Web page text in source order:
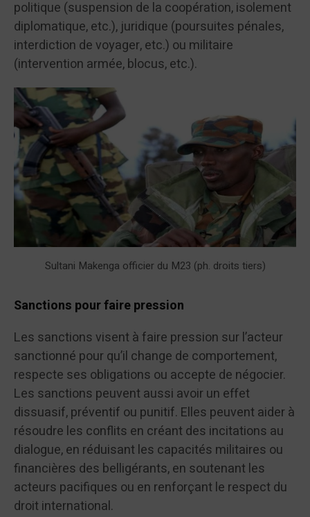
politique (suspension de la coopération, isolement
diplomatique, etc.), juridique (poursuites pénales,
interdiction de voyager, etc.) ou militaire
(intervention armée, blocus, etc.).
Sultani Makenga officier du M23 (ph. droits tiers)
Sanctions pour faire pression
Les sanctions visent à faire pression sur l’acteur
sanctionné pour qu’il change de comportement,
respecte ses obligations ou accepte de négocier.
Les sanctions peuvent aussi avoir un effet
dissuasif, préventif ou punitif. Elles peuvent aider à
résoudre les conflits en créant des incitations au
dialogue, en réduisant les capacités militaires ou
financières des belligérants, en soutenant les
acteurs pacifiques ou en renforçant le respect du
droit international.